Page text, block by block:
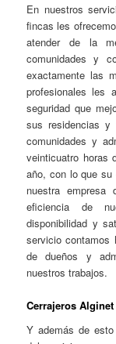
En nuestros
fincas les
atender de la
comunidades y
exactamente las
profesionales les
seguridad que
sus residencias y
comunidades y
veinticuatro horas
año, con lo que su
nuestra
eficiencia de
disponibilidad y
servicio contamos
de dueños y
nuestros trabajos.
Cerrajeros
Y además de